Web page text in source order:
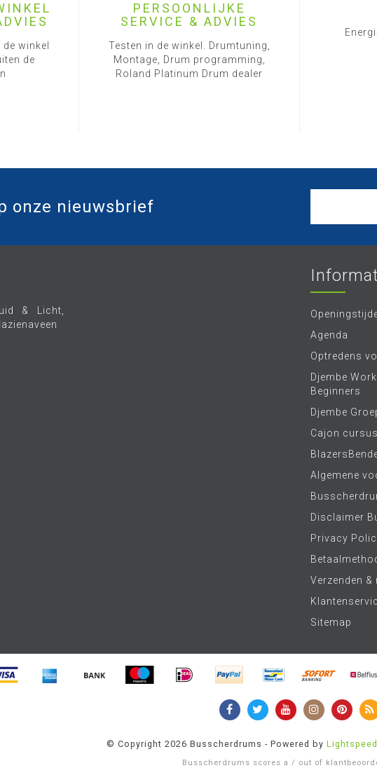
winkel
de
PERSOONLIJKE
SERVICE & ADVIES
Testen in de winkel. Drumtuning,
Montage, Drum programming,
Roland Platinum Drum dealer
onze nieuwsbrief
& Licht,
Agenda
Optredens
Djembe
Beginners
Djembe
Cajon cursus
Algemene
Disclaimer
Privacy
Verzenden &
Sitemap
© Copyright 2026 Busscherdrums - Powered by Lightspeed
Busscherdrums scores a / out of